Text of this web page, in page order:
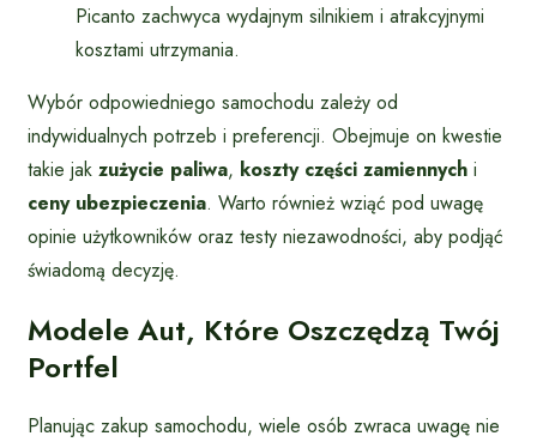
Picanto zachwyca wydajnym silnikiem i atrakcyjnymi
kosztami utrzymania.
Wybór odpowiedniego samochodu zależy od
indywidualnych potrzeb i preferencji. Obejmuje on kwestie
takie jak zużycie paliwa, koszty części zamiennych i
ceny ubezpieczenia. Warto również wziąć pod uwagę
opinie użytkowników oraz testy niezawodności, aby podjąć
świadomą decyzję.
Modele Aut, Które Oszczędzą Twój
Portfel
Planując zakup samochodu, wiele osób zwraca uwagę nie